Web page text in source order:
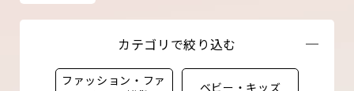
カテゴリで絞り込む
ファッション・ファ
ベビー・キッズ